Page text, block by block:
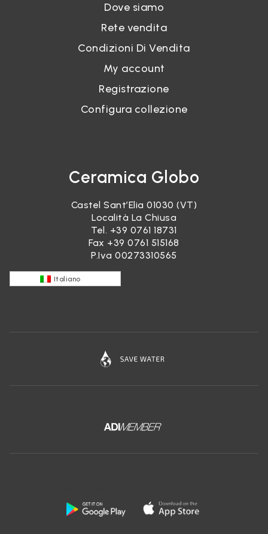
Dove siamo
Rete vendita
Condizioni Di Vendita
My account
Registrazione
Configura collezione
Ceramica Globo
Castel Sant’Elia 01030 (VT)
Località La Chiusa
Tel. +39 0761 18731
Fax +39 0761 515168
P.Iva 00273310565
Italiano